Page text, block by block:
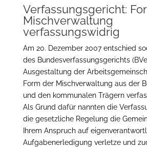
Verfassungsgericht:
Mischverwaltung
verfassungswidrig
Am 20. Dezember 2007 entschied
des Bundesverfassungsgerichts
Ausgestaltung der
Form der Mischverwaltung aus der
und den kommunalen Trägern
Als Grund dafür nannten die
die gesetzliche Regelung die
Ihrem Anspruch auf
Aufgabenerledigung verletze und